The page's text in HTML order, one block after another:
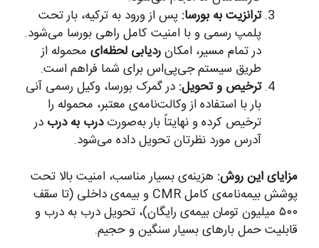
ترانزیت به بورسا:پس از ورود به ترکیه، بار تحت
پلمپ رسمی و با امنیت کامل راهی بورسا می‌شود.
در تمام مسیر، امکانردیابی لحظه‌ایمحموله از
طریق سیستم جی‌پی‌اس برای شما فراهم است.
ترخیص و تحویل:در گمرک بورسا، وکیل رسمی آنی
بار با استفاده از وکالت‌نامه‌ی معتبر، محموله را
ترخیص کرده و نهایتاً بار به‌صورتدرب به دربدر
آدرس مورد نظرتان تحویل داده می‌شود.
مزایای این روش:هزینه‌ی بسیار مناسب، امنیت بالا تحت
پوشش بیمه‌نامه‌ی کامل CMR و بیمه‌ی داخلی (تا سقف
۵۰۰ میلیون تومان بیمه‌ی رایگان)، تحویل درب به درب و
قابلیت حمل بارهای بسیار سنگین و حجیم.